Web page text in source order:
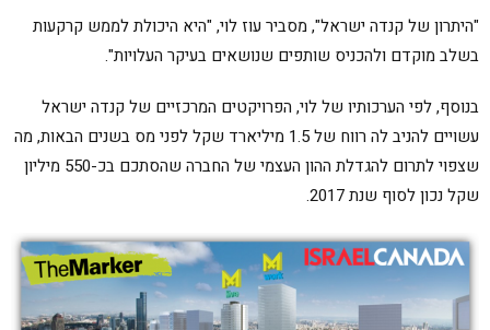
"היתרון של קנדה ישראל", מסביר עוז לוי, "היא היכולת לממש קרקעות
בשלב מוקדם ולהכניס שותפים שנושאים בעיקר העלויות".
בנוסף, לפי הערכותיו של לוי, הפרויקטים המרכזיים של קנדה ישראל
עשויים להניב לה רווח של 1.5 מיליארד שקל לפני מס בשנים הבאות, מה
שצפוי לתרום להגדלת ההון העצמי של החברה שהסתכם בכ-550 מיליון
שקל נכון לסוף שנת 2017.